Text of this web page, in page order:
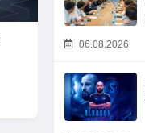
06.08.2026